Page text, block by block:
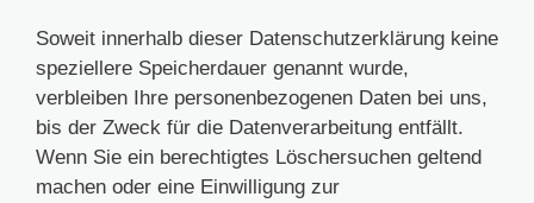
Soweit innerhalb dieser Datenschutzerklärung keine
speziellere Speicherdauer genannt wurde,
verbleiben Ihre personenbezogenen Daten bei uns,
bis der Zweck für die Datenverarbeitung entfällt.
Wenn Sie ein berechtigtes Löschersuchen geltend
machen oder eine Einwilligung zur